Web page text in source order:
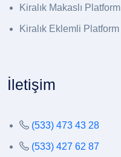
Kiralık Makaslı Platform
Kiralık Eklemli Platform
İletişim
(533) 473 43 28
(533) 427 62 87